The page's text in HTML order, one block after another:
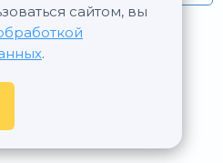
сайтом, вы
.